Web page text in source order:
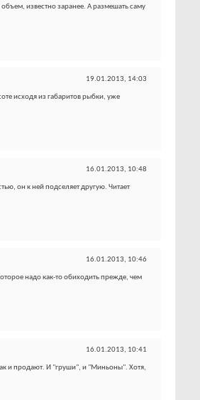
известно заранее. А размешать саму
19.01.2013, 14:03
исходя из габаритов рыбки, уже
16.01.2013, 10:48
он к ней подселяет другую. Читает
16.01.2013, 10:46
надо как-то обиходить прежде, чем
16.01.2013, 10:41
и продают. И "груши", и "Миньоны". Хотя,